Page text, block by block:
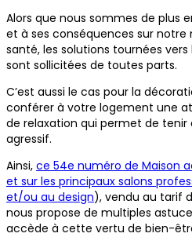
Alors que nous sommes de plus
et à ses conséquences sur
santé, les solutions tournées
sont sollicitées de toutes parts.
C’est aussi le cas pour la
conférer à votre logement une
de relaxation qui permet de
agressif.
Ainsi, ce 54e numéro de Maison
et sur les principaux salons
et/ou au design), vendu au tarif
nous propose de multiples
accède à cette vertu de bien-